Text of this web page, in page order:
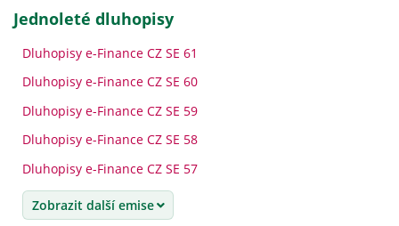
jednoleté dluhopisy
Dluhopisy e-Finance CZ SE 61
Dluhopisy e-Finance CZ SE 60
Dluhopisy e-Finance CZ SE 59
Dluhopisy e-Finance CZ SE 58
Dluhopisy e-Finance CZ SE 57
Zobrazit další emise